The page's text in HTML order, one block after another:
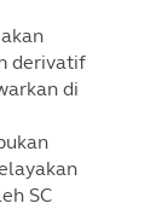
derivatif
di
SC